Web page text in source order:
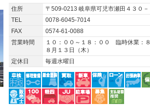
住所
〒509-0213 岐阜県可児市瀬田４３０－
TEL
0078-6045-7014
FAX
0574-61-0088
営業時間
１０：００～１８：００ 臨時休業：
８月１３日（木）
定休日
毎週水曜日